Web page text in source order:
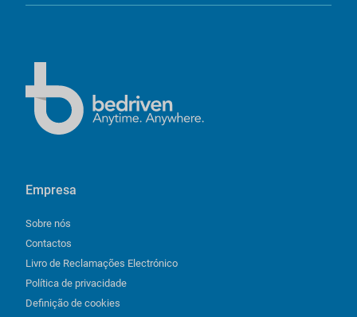
Empresa
Sobre nós
Contactos
Livro de Reclamações Electrónico
Política de privacidade
Definição de cookies